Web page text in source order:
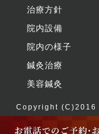
治療方針
院内設備
院内の様子
鍼灸治療
美容鍼灸
Copyright (C)2016